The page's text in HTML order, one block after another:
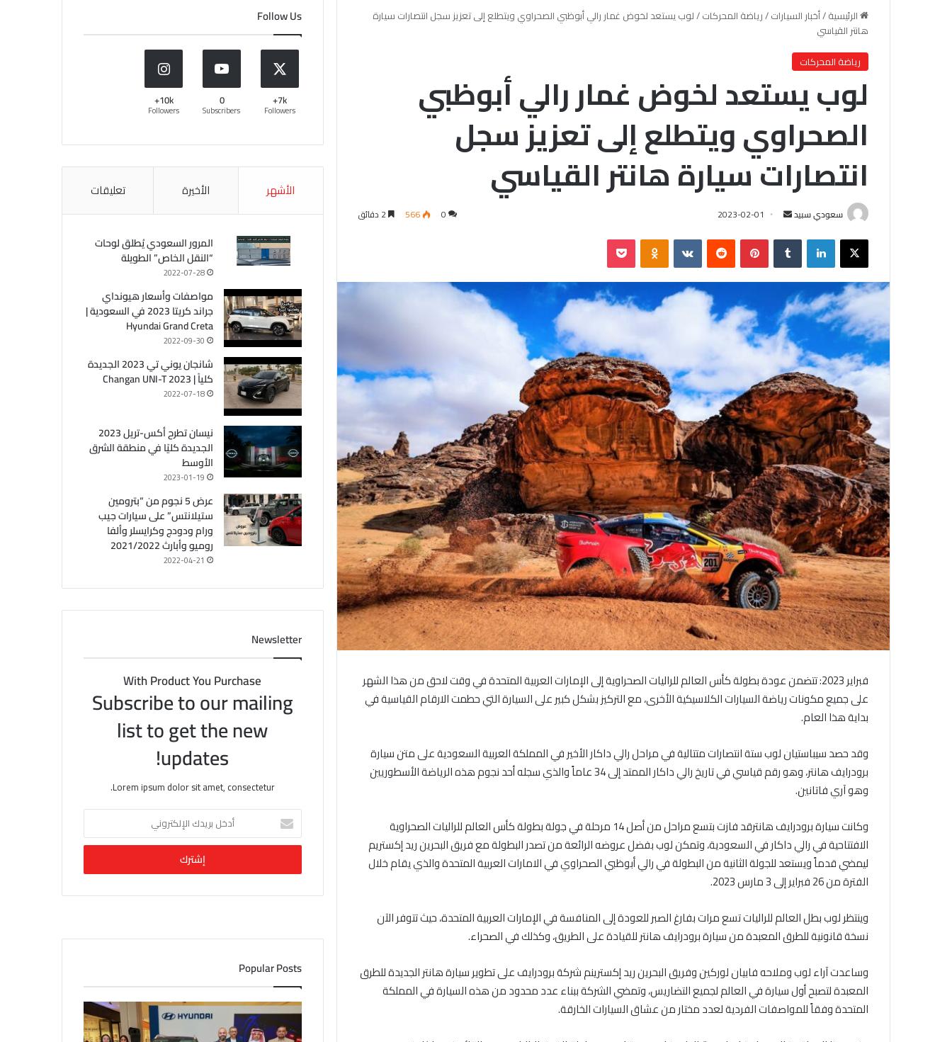
الرئيسية/أخبار السيارات/رياضة المحركات/لوب يستعد لخوض غمار رالي أبوظبي الصحراوي ويتطلع إلى تعزيز سجل انتصارات سيارة
هانتر القياسي
رياضة المحركات
لوب يستعد لخوض غمار رالي أبوظبي
الصحراوي ويتطلع إلى تعزيز سجل
انتصارات سيارة هانتر القياسي
سعودي سبيد
ل
ب
ي
د
ا
إ
ل
ك
ت
ر
و
ن
ي
ا
2023-02-01
0
566
لينكدإن بينتيريست
فبراير 2023: تتضمن عودة بطولة كأس العالم للراليات الصحراوية إلى الإمارات العربية المتحدة في وقت لاحق من هذا الشهر
على جميع مكونات رياضة السيارات الكلاسيكية الأخرى، مع التركيز بشكل كبير على السيارة التي حطمت الارقام القياسية في
بداية هذا العام.
وقد حصد سيباستيان لوب ستة انتصارات متتالية في مراحل رالي داكار الأخير في المملكة العربية السعودية على متن سيارة
برودرايف هانتر، وهو رقم قياسي في تاريخ رالي داكار الممتد إلى 34 عاماً والذي سجله أحد نجوم هذه الرياضة الأسطوريين
وهو آري فاتانين.
وكانت سيارة برودرايف هانترقد فازت بتسع مراحل من أصل 14 مرحلة في جولة بطولة كأس العالم للراليات الصحراوية
الافتتاحية في رالي داكار في السعودية، وتمكن لوب بفضل عروضه الرائعة من تصدر البطولة مع فريق البحرين ريد إكستريم
ليمضي قدماً ويستعد للجولة الثانية من البطولة في رالي أبوظبي الصحراوي في الامارات العربية المتحدة والذي يقام خلال
الفترة من 26 فبراير إلى 3 مارس 2023.
وينتظر لوب بطل العالم للراليات تسع مرات بفارغ الصبر للعودة إلى المنافسة في الإمارات العربية المتحدة، حيث تتوفر الآن
نسخة قانونية للطرق المعبدة من سيارة برودرايف هانتر للقيادة على الطريق، وكذلك في الصحراء.
وساعدت آراء لوب وملاحه فابيان لوركين وفريق البحرين ريد إكسترينم شركة برودرايف على تطوير سيارة هانتر الجديدة للطرق
المعبدة لتصبح أول سيارة في العالم لجميع التضاريس، وتمضي الشركة ببناء عدد محدود من هذه السيارة في المملكة
المتحدة وفقاً للمواصفات الفردية لعدد مختار من عشاق السيارات الخارقة.
Follow Us
7k+
Followers
0
Subscribers
10k+
Followers
الأشهر الأخيرة تعليقات
المرور السعودي يُطلق لوحات
“النقل الخاص” الطويلة
2022-07-28
مواصفات وأسعار هيونداي
جراند كريتا 2023 في السعودية |
Hyundai Grand Creta
2022-09-30
شانجان يوني تي 2023 الجديدة
كلياً | Changan UNI-T 2023
2022-07-18
نيسان تطرح أكس-تريل 2023
الجديدة كليًا في منطقة الشرق
الأوسط
2023-01-19
عرض 5 نجوم من “بترومين
ستيلانتس” على سيارات جيب
ورام ودودج وكرايسلر وألفا
روميو وأبارث 2021/2022
2022-04-21
Newsletter
With Product You Purchase
Subscribe to our mailing
list to get the new
updates!
Lorem ipsum dolor sit amet, consectetur.
خ
ب
ك
ل
ل
ك
ت
Popular Posts